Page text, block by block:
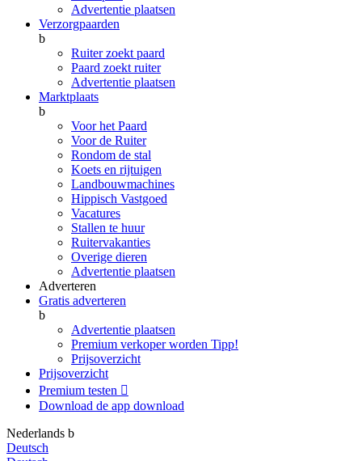
Advertentie plaatsen
Verzorgpaarden
b
Ruiter zoekt paard
Paard zoekt ruiter
Advertentie plaatsen
Marktplaats
b
Voor het Paard
Voor de Ruiter
Rondom de stal
Koets en rijtuigen
Landbouwmachines
Hippisch Vastgoed
Vacatures
Stallen te huur
Ruitervakanties
Overige dieren
Advertentie plaatsen
Adverteren
Gratis adverteren
b
Advertentie plaatsen
Premium verkoper worden Tipp!
Prijsoverzicht
Prijsoverzicht
Premium testen 
Download de app download
Nederlands b
Deutsch